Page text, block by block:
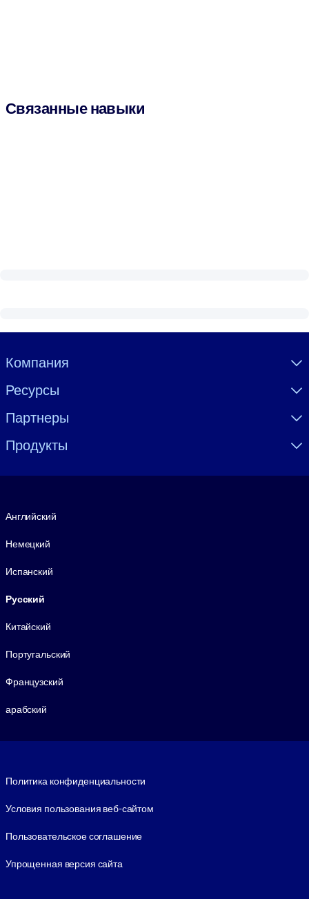
Связанные навыки
Visually hidden Text
Компания
Ресурсы
Партнеры
Продукты
Английский
Немецкий
Испанский
Русский
Китайский
Португальский
Французский
арабский
Политика конфиденциальности
Условия пользования веб-сайтом
Пользовательское соглашение
Упрощенная версия сайта